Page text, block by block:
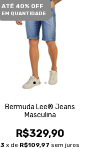
ATÉ 40% OFF
EM QUANTIDADE
Bermuda Lee® Jeans
Masculina
R$329,90
3 x de R$109,97 sem juros